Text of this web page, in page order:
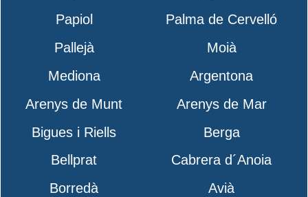
Papiol
Palma de Cervelló
Pallejà
Moià
Mediona
Argentona
Arenys de Munt
Arenys de Mar
Bigues i Riells
Berga
Bellprat
Cabrera d´Anoia
Borredà
Avià